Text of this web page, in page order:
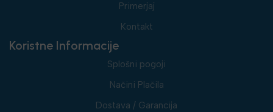
Primerjaj
Kontakt
Koristne Informacije
Splošni pogoji
Načini Plačila
Dostava / Garancija